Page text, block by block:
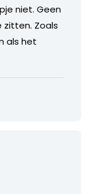
niet. Geen
zitten. Zoals
als het